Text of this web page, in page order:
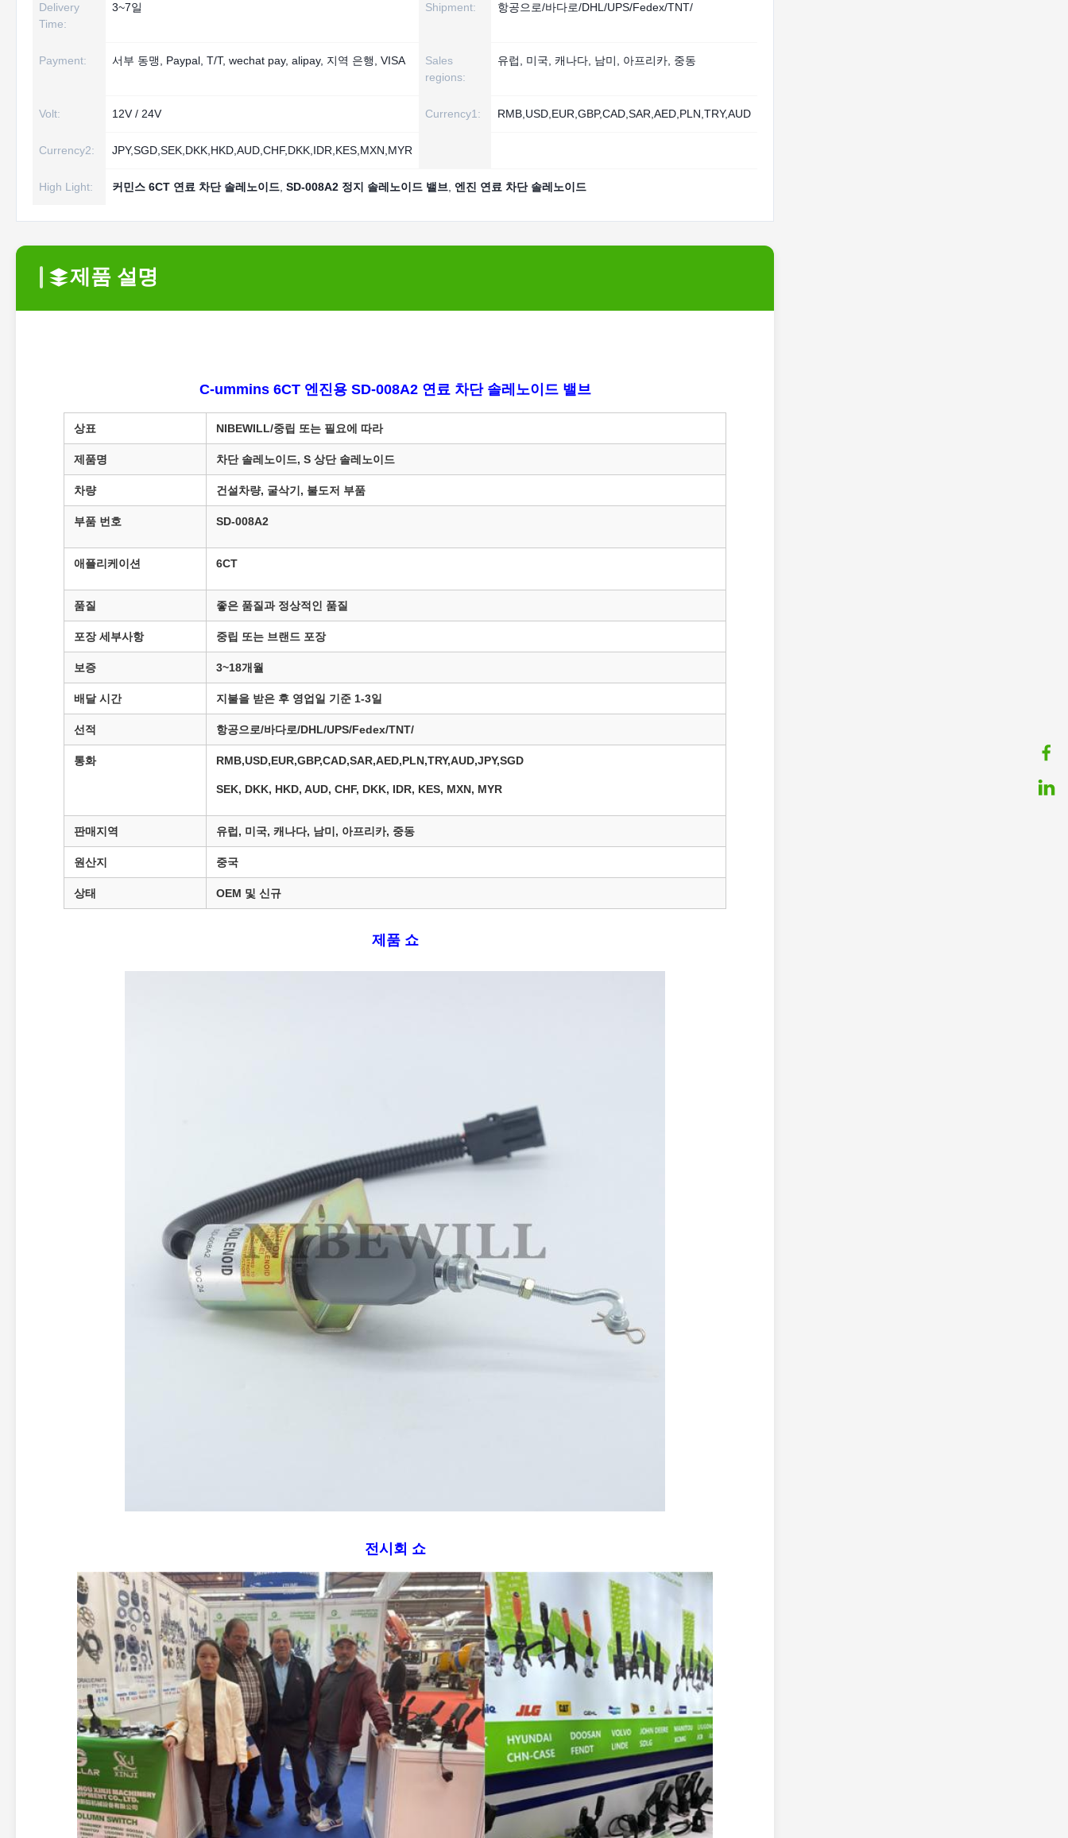
Delivery
Time:
3~7일 Shipment: 항공으로/바다로/DHL/UPS/Fedex/TNT/
Payment: 서부 동맹, Paypal, T/T, wechat pay, alipay, 지역 은행, VISA
Sales
regions:
유럽, 미국, 캐나다, 남미, 아프리카, 중동
Volt: 12V / 24V Currency1: RMB,USD,EUR,GBP,CAD,SAR,AED,PLN,TRY,AUD
Currency2: JPY,SGD,SEK,DKK,HKD,AUD,CHF,DKK,IDR,KES,MXN,MYR
High Light: 커민스 6CT 연료 차단 솔레노이드 SD-008A2 정지 솔레노이드 밸브 엔진 연료 차단 솔레노이드
제품 설명
C-ummins 6CT 엔진용 SD-008A2 연료 차단 솔레노이드 밸브
상표 NIBEWILL/중립 또는 필요에 따라
제품명 차단 솔레노이드, S 상단 솔레노이드
차량 건설차량, 굴삭기, 불도저 부품
부품 번호 SD-008A2
애플리케이션 6CT
품질 좋은 품질과 정상적인 품질
포장 세부사항 중립 또는 브랜드 포장
보증 3~18개월
배달 시간 지불을 받은 후 영업일 기준 1-3일
선적 항공으로/바다로/DHL/UPS/Fedex/TNT/
통화 RMB,USD,EUR,GBP,CAD,SAR,AED,PLN,TRY,AUD,JPY,SGD
SEK, DKK, HKD, AUD, CHF, DKK, IDR, KES, MXN, MYR
판매지역 유럽, 미국, 캐나다, 남미, 아프리카, 중동
원산지 중국
상태 OEM 및 신규
제품 쇼
전시회 쇼